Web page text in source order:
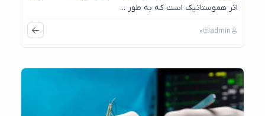
اثر هموستاتیک است که به‌ طور ...
admin
0